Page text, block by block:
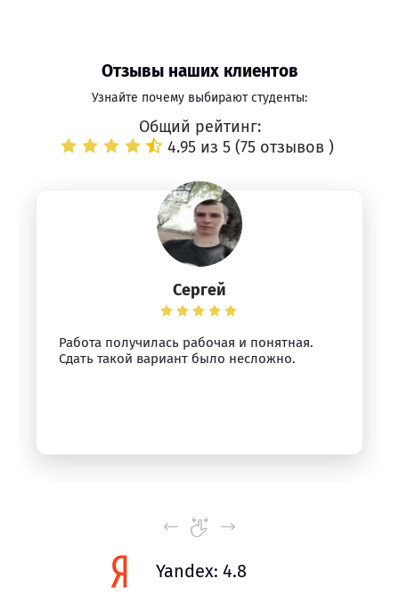
Отзывы наших клиентов
Узнайте почему выбирают студенты:
Общий рейтинг:
4.95 из 5 (75 отзывов )
Сергей
Работа получилась рабочая и понятная.
Сдать такой вариант было несложно.
Yandex: 4.8